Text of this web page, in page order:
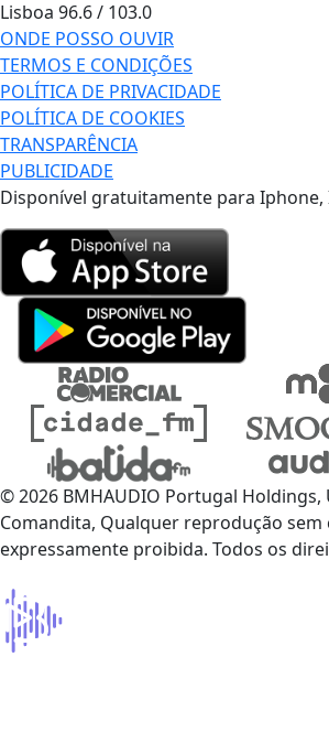
Lisboa 96.6 / 103.0
ONDE POSSO OUVIR
TERMOS E CONDIÇÕES
POLÍTICA DE PRIVACIDADE
POLÍTICA DE COOKIES
TRANSPARÊNCIA
PUBLICIDADE
Disponível gratuitamente para Iphone,
© 2026 BMHAUDIO Portugal Holdings,
Comandita, Qualquer reprodução
expressamente proibida. Todos os